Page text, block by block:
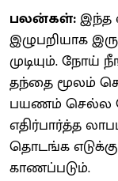
பலன்கள்:இந்த
இழுபறியாக
முடியும்.
தந்தை மூலம்
பயணம் செல்ல
எதிர்பார்த்த
தொடங்க
காணப்படும்.